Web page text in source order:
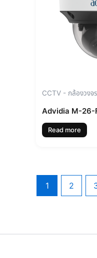
CCTV - กล้องวงจ
Advidia M-26-
Read more
1 2